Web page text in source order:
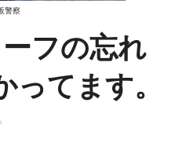
警察
フの忘れ
てます。